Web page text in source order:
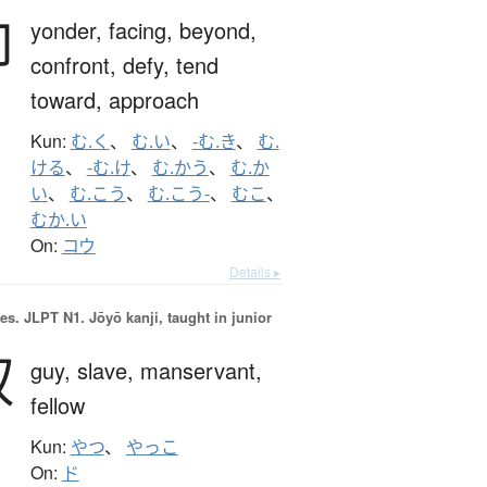
yonder, facing, beyond,
confront, defy, tend
toward, approach
Kun: む.く 、 む.い、 -む.き、 む.
ける、 -む.け、 む.かう、 む.か
い、 む.こう、 む.こう-、 むこ、
むか.い
On: コウ
Details ▸
JLPT N1. Jōyō kanji, taught in junior
guy, slave, manservant,
fellow
Kun: やつ、 やっこ
On: ド